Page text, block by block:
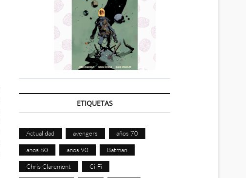
ETIQUETAS
Actualidad avengers años 70
años 80 años 90 Batman
Chris Claremont Ci-Fi